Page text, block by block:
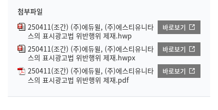
첨부파일
250411(조간) (주)에듀윌, (주)에스티유니타
스의 표시광고법 위반행위 제재.hwp
바로보기
250411(조간) (주)에듀윌, (주)에스티유니타
스의 표시광고법 위반행위 제재.hwpx
바로보기
250411(조간) (주)에듀윌, (주)에스티유니타
스의 표시광고법 위반행위 제재.pdf
바로보기